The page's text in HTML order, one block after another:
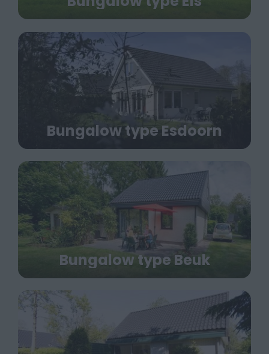
Bungalow type Esdoorn
Bungalow type Beuk